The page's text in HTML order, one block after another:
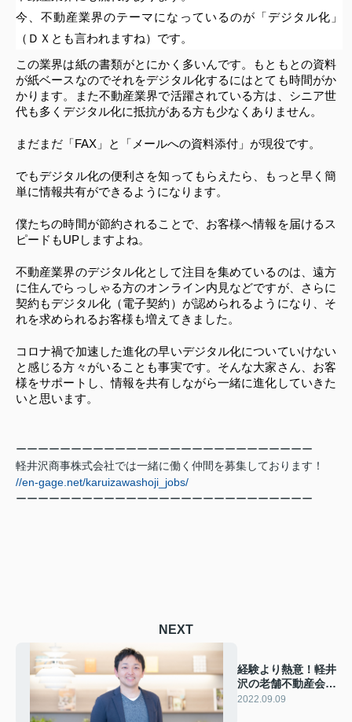
今、不動産業界のテーマになっているのが「デジタル化」
（ＤＸとも言われますね）です。
この業界は紙の書類がとにかく多いんです。もともとの資料
が紙ベースなのでそれをデジタル化するにはとても時間がか
かります。また不動産業界で活躍されている方は、シニア世
代も多くデジタル化に抵抗がある方も少なくありません。
まだまだ「FAX」と「メールへの資料添付」が現役です。
でもデジタル化の便利さを知ってもらえたら、もっと早く簡
単に情報共有ができるようになります。
僕たちの時間が節約されることで、お客様へ情報を届けるス
ピードもUPしますよね。
不動産業界のデジタル化として注目を集めているのは、遠方
に住んでらっしゃる方のオンライン内見などですが、さらに
契約もデジタル化（電子契約）が認められるようになり、そ
れを求められるお客様も増えてきました。
コロナ禍で加速した進化の早いデジタル化についていけない
と感じる方々がいることも事実です。そんな大家さん、お客
様をサポートし、情報を共有しながら一緒に進化していきた
いと思います。
ーーーーーーーーーーーーーーーーーーーーーーーーーーー
軽井沢商事株式会社では一緒に働く仲間を募集しております！
//en-gage.net/karuizawashoji_jobs/
ーーーーーーーーーーーーーーーーーーーーーーーーーーー
NEXT
経験より熱意！軽井
沢の老舗不動産会社
が今「底上げ」を目
2022.09.09